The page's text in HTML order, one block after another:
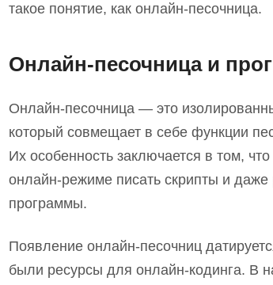
такое понятие, как онлайн-песочница.
Онлайн-песочница и
Онлайн-песочница — это
который совмещает в себе функции
Их особенность заключается в том, что
онлайн-режиме писать скрипты и даже
программы.
Появление онлайн-песочниц
были ресурсы для онлайн-кодинга. В